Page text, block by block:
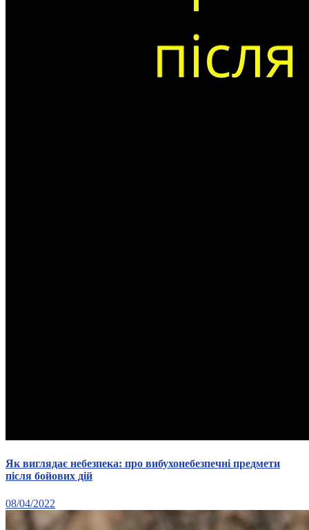
Як виглядає небезпека: про вибухонебезпечні предмети
після бойових дій
08/04/2022